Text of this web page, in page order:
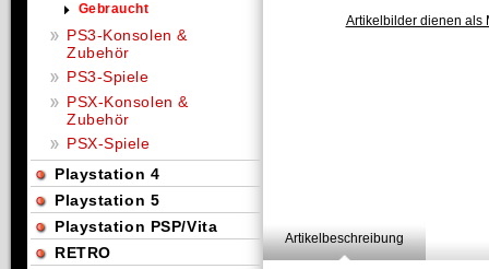
Artikelbilder dienen als
Artikelbeschreibung
Gebraucht
PS3-Konsolen &
Zubehör
PS3-Spiele
PSX-Konsolen &
Zubehör
PSX-Spiele
Playstation 4
Playstation 5
Playstation PSP/Vita
RETRO